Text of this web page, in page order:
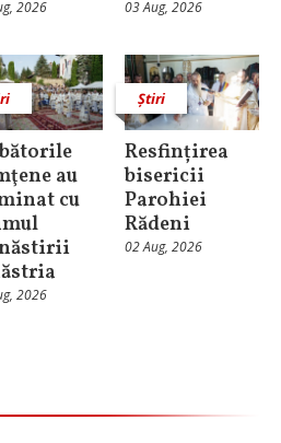
2026 03 Aug, 2026
au
cu
2026
Știri
Resfințirea
bisericii
Parohiei
Rădeni
02 Aug, 2026